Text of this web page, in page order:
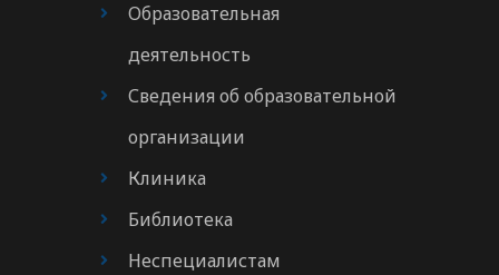
Образовательная
деятельность
Сведения об образовательной
организации
Клиника
Библиотека
Неспециалистам